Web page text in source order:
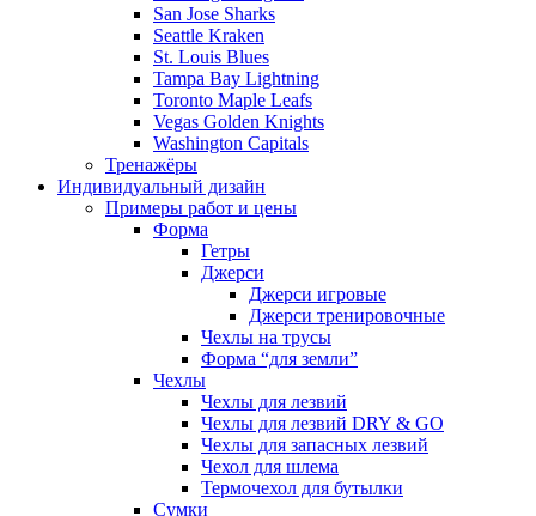
San Jose Sharks
Seattle Kraken
St. Louis Blues
Tampa Bay Lightning
Toronto Maple Leafs
Vegas Golden Knights
Washington Capitals
Тренажёры
Индивидуальный дизайн
Примеры работ и цены
Форма
Гетры
Джерси
Джерси игровые
Джерси тренировочные
Чехлы на трусы
Форма “для земли”
Чехлы
Чехлы для лезвий
Чехлы для лезвий DRY & GO
Чехлы для запасных лезвий
Чехол для шлема
Термочехол для бутылки
Сумки